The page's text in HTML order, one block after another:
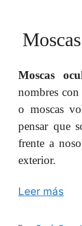
Moscas
nombres con
o moscas
pensar que
frente a
exterior.
Leer más